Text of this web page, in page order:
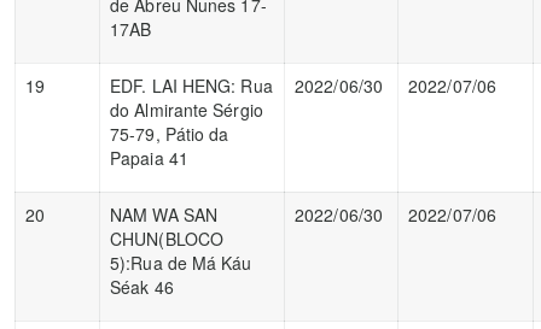
17AB
19
EDF. LAI HENG: Rua
do Almirante Sérgio
75-79, Pátio da
Papaia 41
2022/06/30 2022/07/06
20
NAM WA SAN
CHUN(BLOCO
5):Rua de Má Káu
Séak 46
2022/06/30 2022/07/06